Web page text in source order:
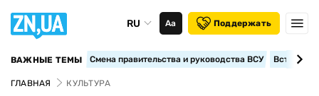
RU Аа Поддержать
ВАЖНЫЕ ТЕМЫ Смена правительства и руководства ВСУ
ГЛАВНАЯ КУЛЬТУРА